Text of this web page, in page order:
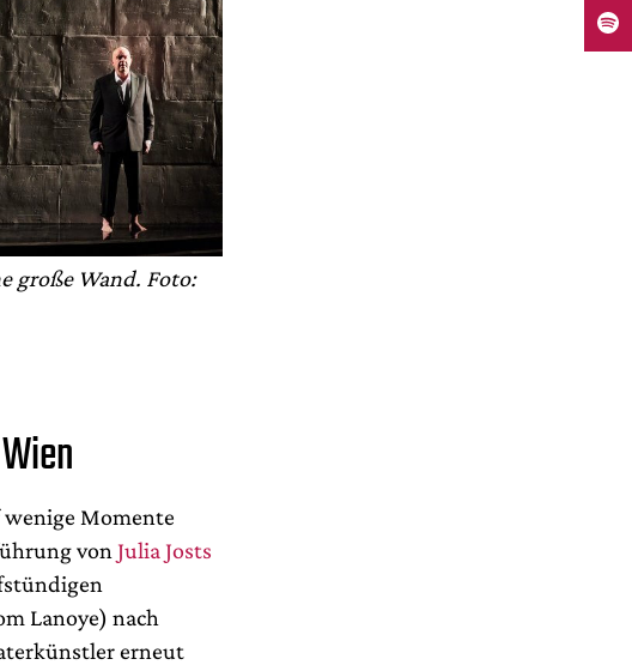
große Wand. Foto:
wenige Momente
von Julia Josts
Lanoye) nach
erneut